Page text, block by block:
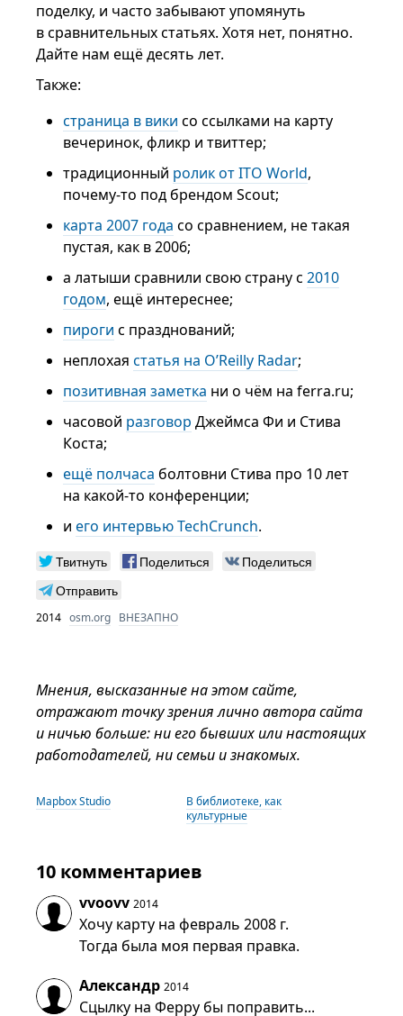
поделку, и часто забывают упомянуть
в сравнительных статьях. Хотя нет, понятно.
Дайте нам ещё десять лет.
Также:
страница в вики со ссылками на карту
вечеринок, фликр и твиттер;
традиционный ролик от ITO World,
почему-то под брендом Scout;
карта 2007 года со сравнением, не такая
пустая, как в 2006;
а латыши сравнили свою страну с 2010
годом, ещё интереснее;
пироги с празднований;
неплохая статья на O’Reilly Radar;
позитивная заметка ни о чём на ferra.ru;
часовой разговор Джеймса Фи и Стива
Коста;
ещё полчаса болтовни Стива про 10 лет
на какой-то конференции;
и его интервью TechCrunch.
Твитнуть Поделиться
Поделиться
Отправить
2014 osm.org ВНЕЗАПНО
Мнения, высказанные на этом сайте,
отражают точку зрения лично автора сайта
и ничью больше: ни его бывших или настоящих
работодателей, ни семьи и знакомых.
Mapbox Studio
В библиотеке, как
культурные
10 комментариев
vvoovv 2014
Хочу карту на февраль 2008 г.
Тогда была моя первая правка.
Александр 2014
Сцылку на Ферру бы поправить...